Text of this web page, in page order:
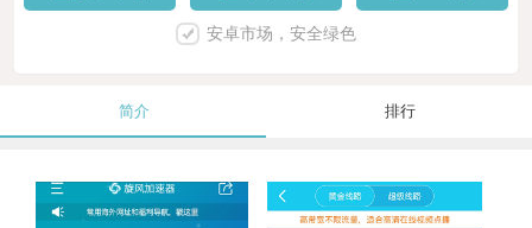
安卓市场，安全绿色
简介 排行